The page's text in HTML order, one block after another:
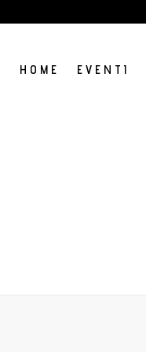
H O M E E V E N T I